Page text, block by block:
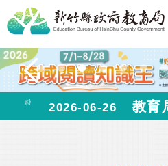
到
主
要
內
2026-06-26 教育局114年10